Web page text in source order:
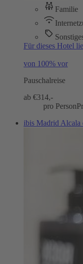
Familie
Für dieses Hotel
von 100% vor
Pauschalreise
ab €314,-
pro Person
ibis Madrid Alcala